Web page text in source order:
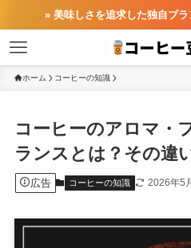
» 美味しさを追求した独自ブ
ホーム コーヒーの知識
コーヒーのアロマ・
ランスとは？その違
広告 コーヒーの知識 2026年5